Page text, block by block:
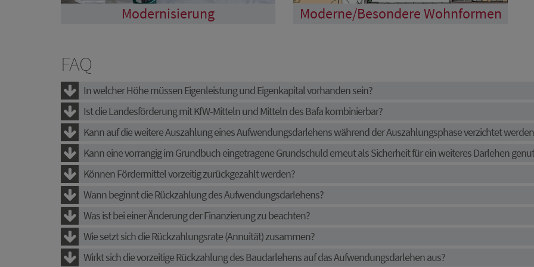
Modernisierung Moderne/Besondere Wohnformen
FAQ
In welcher Höhe müssen Eigenleistung und Eigenkapital vorhanden sein?
Ist die Landesförderung mit KfW-Mitteln und Mitteln des Bafa kombinierbar?
Kann auf die weitere Auszahlung eines Aufwendungsdarlehens während der Auszahlungsphase verzichtet
Kann eine vorrangig im Grundbuch eingetragene Grundschuld erneut als Sicherheit für ein weiteres Darlehen
Können Fördermittel vorzeitig zurückgezahlt werden?
Wann beginnt die Rückzahlung des Aufwendungsdarlehens?
Was ist bei einer Änderung der Finanzierung zu beachten?
Wie setzt sich die Rückzahlungsrate (Annuität) zusammen?
Wirkt sich die vorzeitige Rückzahlung des Baudarlehens auf das Aufwendungsdarlehen aus?